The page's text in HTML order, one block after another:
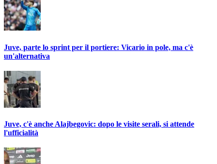
Juve, parte lo sprint per il portiere: Vicario in pole, ma c'è
un'alternativa
Juve, c'è anche Alajbegovic: dopo le visite serali, si attende
l'ufficialità